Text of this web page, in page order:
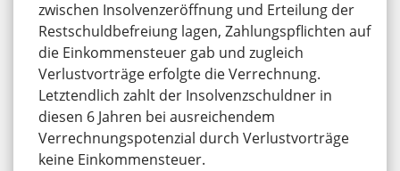
zwischen Insolvenzeröffnung und Erteilung der
Restschuldbefreiung lagen, Zahlungspflichten auf
die Einkommensteuer gab und zugleich
Verlustvorträge erfolgte die Verrechnung.
Letztendlich zahlt der Insolvenzschuldner in
diesen 6 Jahren bei ausreichendem
Verrechnungspotenzial durch Verlustvorträge
keine Einkommensteuer.